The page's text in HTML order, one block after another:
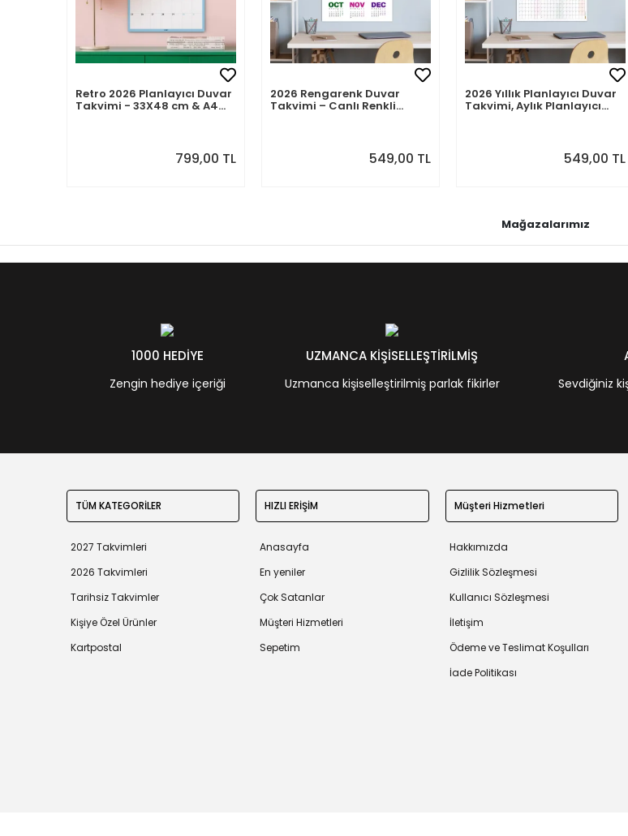
Retro 2026 Planlayıcı Duvar
Takvimi - 33X48 cm & A4
799,00 TL
2026 Rengarenk Duvar
Takvimi – Canlı Renkli
549,00 TL
2026 Yıllık Planlayıcı Duvar
Takvimi, Aylık Planlayıcı
549,00 TL
Mağazalarımız
1000 HEDİYE
Zengin hediye içeriği
UZMANCA KİŞİSELLEŞTİRİLMİŞ
Uzmanca kişiselleştirilmiş parlak fikirler Sevdiğiniz
TÜM KATEGORİLER
2027 Takvimleri
2026 Takvimleri
Tarihsiz Takvimler
Kişiye Özel Ürünler
Kartpostal
HIZLI ERİŞİM
Anasayfa
En yeniler
Çok Satanlar
Müşteri Hizmetleri
Sepetim
Müşteri Hizmetleri
Hakkımızda
Gizlilik Sözleşmesi
Kullanıcı Sözleşmesi
İletişim
Ödeme ve Teslimat Koşulları
İade Politikası